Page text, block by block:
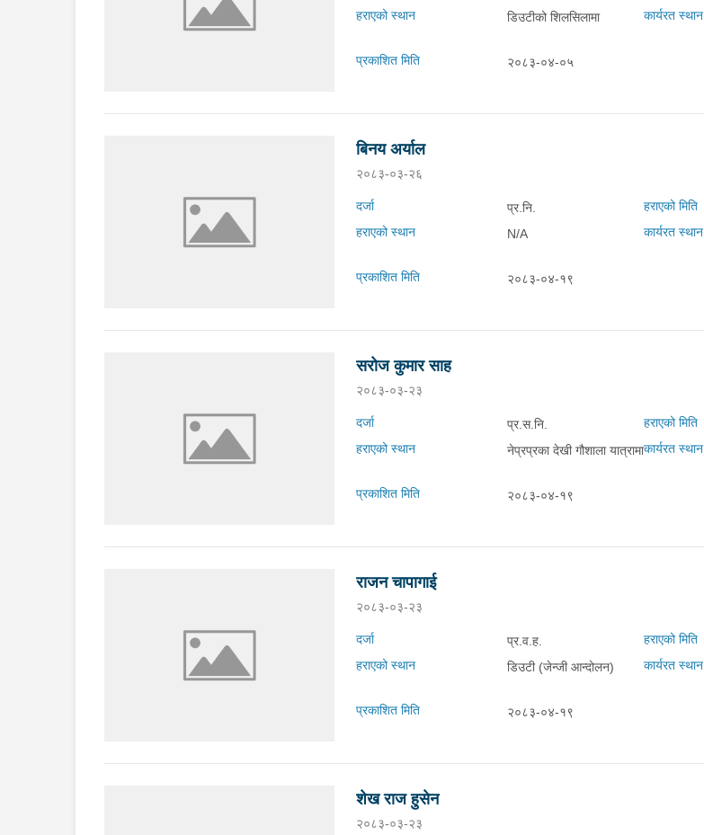
हराएको स्थान
डिउटीको शिलसिलामा कार्यरत स्थान
प्रकाशित मिति
२०८३-०४-०५
बिनय अर्याल
२०८३-०३-२६
दर्जा प्र.नि. हराएको मिति
हराएको स्थान
N/A कार्यरत स्थान
प्रकाशित मिति
२०८३-०४-१९
सरोज कुमार साह
२०८३-०३-२३
दर्जा प्र.स.नि. हराएको मिति
हराएको स्थान
नेप्रप्रका देखी गौशाला यात्रामाकार्यरत स्थान
प्रकाशित मिति
२०८३-०४-१९
राजन चापागाई
२०८३-०३-२३
दर्जा प्र.व.ह. हराएको मिति
हराएको स्थान
डिउटी (जेन्जी आन्दोलन) कार्यरत स्थान
प्रकाशित मिति
२०८३-०४-१९
शेख राज हुसेन
२०८३-०३-२३